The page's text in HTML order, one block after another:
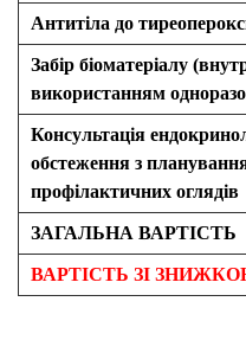
Антитіла до
Забір біоматеріалу
використанням
Консультація
обстеження з
профілактичних оглядів
ЗАГАЛЬНА ВАРТІСТЬ
ВАРТІСТЬ ЗІ